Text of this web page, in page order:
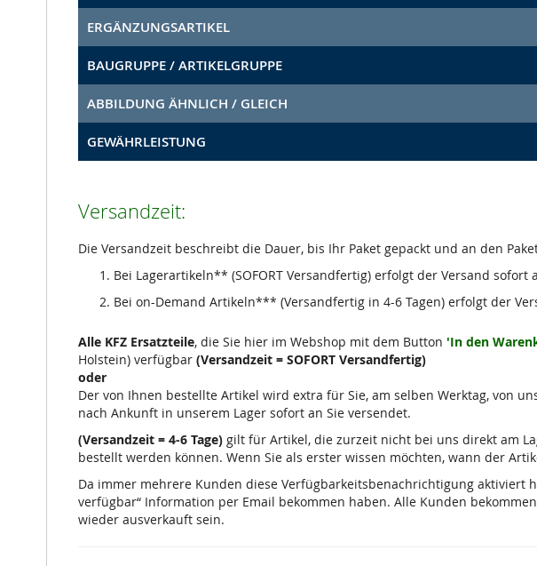
ERGÄNZUNGSARTIKEL
BAUGRUPPE / ARTIKELGRUPPE
ABBILDUNG ÄHNLICH / GLEICH
GEWÄHRLEISTUNG
Versandzeit:
Die Versandzeit beschreibt die Dauer, bis Ihr Paket gepackt und an den
Bei Lagerartikeln** (SOFORT Versandfertig) erfolgt der Versand
Bei on-Demand Artikeln*** (Versandfertig in 4-6 Tagen) erfolgt der
Alle KFZ Ersatzteile, die Sie hier im Webshop mit dem Button 'In den
Holstein) verfügbar (Versandzeit = SOFORT Versandfertig)
oder
Der von Ihnen bestellte Artikel wird extra für Sie, am selben Werktag, von
nach Ankunft in unserem Lager sofort an Sie versendet.
(Versandzeit = 4-6 Tage) gilt für Artikel, die zurzeit nicht bei uns direkt am
bestellt werden können. Wenn Sie als erster wissen möchten, wann der
Da immer mehrere Kunden diese Verfügbarkeitsbenachrichtigung aktiviert
verfügbar“ Information per Email bekommen haben. Alle Kunden
wieder ausverkauft sein.